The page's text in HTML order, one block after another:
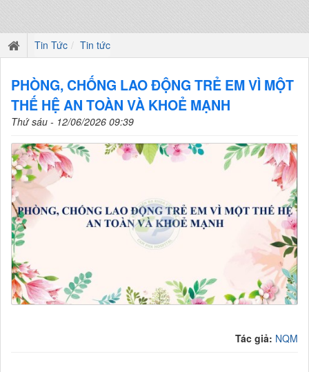
Tin Tức Tin tức
PHÒNG, CHỐNG LAO ĐỘNG TRẺ EM VÌ MỘT
THẾ HỆ AN TOÀN VÀ KHOẺ MẠNH
Thứ sáu - 12/06/2026 09:39
Tác giả: NQM